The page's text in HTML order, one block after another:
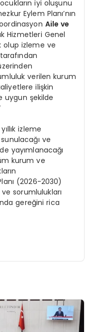
iyi oluşunu
Eylem Planı’nın
Aile ve
Hizmetleri Genel
olup izleme ve
verilen kurum
ilişkin
uygun şekilde
izleme
ve
yayımlanacağı
kurum ve
(2026-2030)
sorumlulukları
gereğini rica